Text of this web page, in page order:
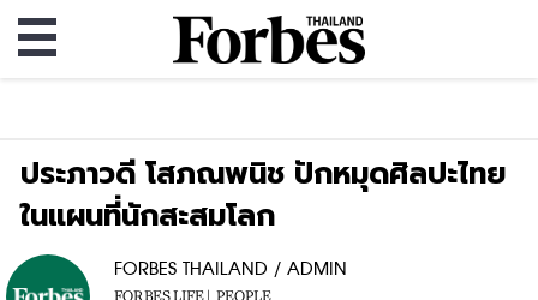
ประภาวดี โสภณพนิช ปักหมุดศิลปะไทย
ในแผนที่นักสะสมโลก
FORBES THAILAND / ADMIN
FORBES LIFE |
PEOPLE